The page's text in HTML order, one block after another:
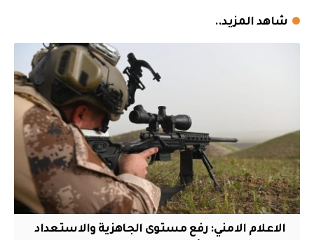
شاهد المزيد..
الاعلام الامني: رفع مستوى الجاهزية والاستعداد